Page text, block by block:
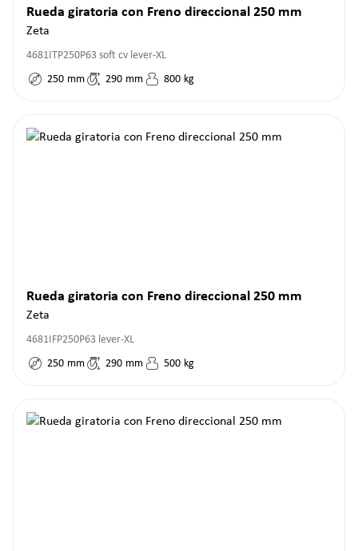
Rueda giratoria con Freno direccional 250 mm
Zeta
4681ITP250P63 soft cv lever-XL
250 mm 290 mm 800 kg
Rueda giratoria con Freno direccional 250 mm
Zeta
4681IFP250P63 lever-XL
250 mm 290 mm 500 kg